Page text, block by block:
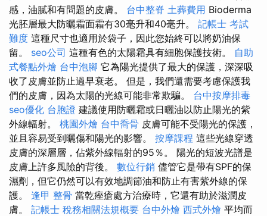
感，油膩和有問題的皮膚。 台中整脊 土葬費用 Bioderma
光胚層最大防曬霜面霜有30毫升和40毫升。 記帳士 考試
難度 這種尺寸也適用於袋子，因此您始終可以將奶油保
留。 seo公司 這種有色的太陽霜具有細胞保護技術。 自助
式餐點外燴 台中泡腳 它為陽光提供了最大的保護，深深吸
收了皮膚並防止過早衰老。 但是，我們還需要考慮保護我
們的皮膚，因為太陽的光線可能非常欺騙。 台中按摩排毒
seo優化 台胞證 建議使用防曬霜或日曬油以防止陽光的紫
外線輻射。 桃園外燴 台中喬骨 皮膚可能不受陽光的保護，
並且容易受到曬傷和陽光的影響。 按摩課程 這些光線穿透
皮膚的深層層，佔紫外線輻射的95％。 陽光的短波光譜是
皮膚上許多風險的背後。 數位行銷 儘管它是帶有SPF的保
濕劑，但它仍然可以有效地調節油和防止有害紫外線的保
護。 逢甲 整骨 當乾痤瘡處方治療時，它還有助於滋潤皮
膚。 記帳士 稅務相關法規概要 台中外燴 西式外燴 平均而